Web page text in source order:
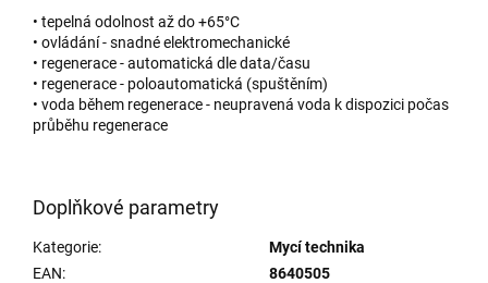
• tepelná odolnost až do +65°C
• ovládání - snadné elektromechanické
• regenerace - automatická dle data/času
• regenerace - poloautomatická (spuštěním)
• voda během regenerace - neupravená voda k dispozici počas
průběhu regenerace
Doplňkové parametry
Kategorie:
Mycí technika
EAN:
8640505